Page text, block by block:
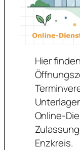
Hier
Online-
Enzkreis.